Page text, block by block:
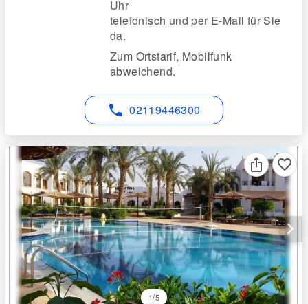
Uhr
telefonisch und per E-Mail für Sie
da.
Zum Ortstarif, Mobilfunk
abweichend.
phone 02119446300
arrow_forward_ios
1/5
favorite_border